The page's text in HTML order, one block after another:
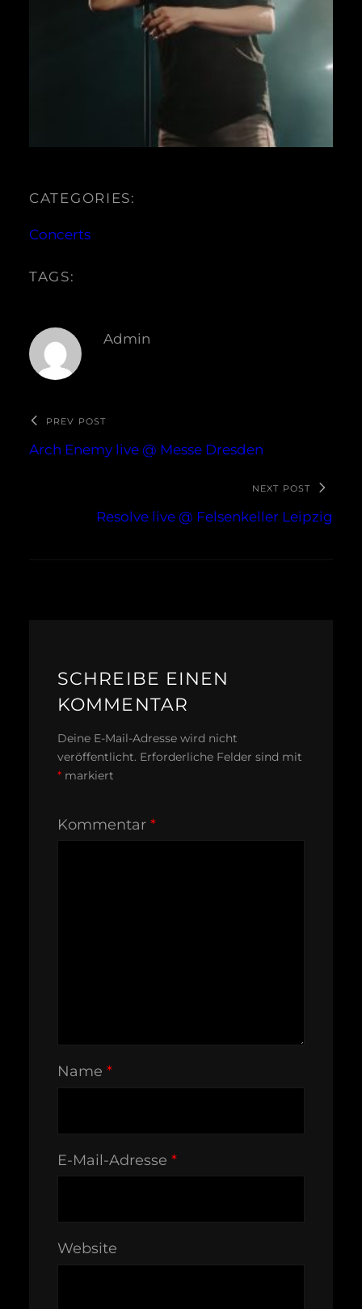
CATEGORIES:
Concerts
TAGS:
Admin
PREV POST
Arch Enemy live @ Messe Dresden
NEXT POST
Resolve live @ Felsenkeller Leipzig
SCHREIBE EINEN
KOMMENTAR
Deine E-Mail-Adresse wird nicht
veröffentlicht. Erforderliche Felder sind mit
* markiert
Kommentar *
Name *
E-Mail-Adresse *
Website